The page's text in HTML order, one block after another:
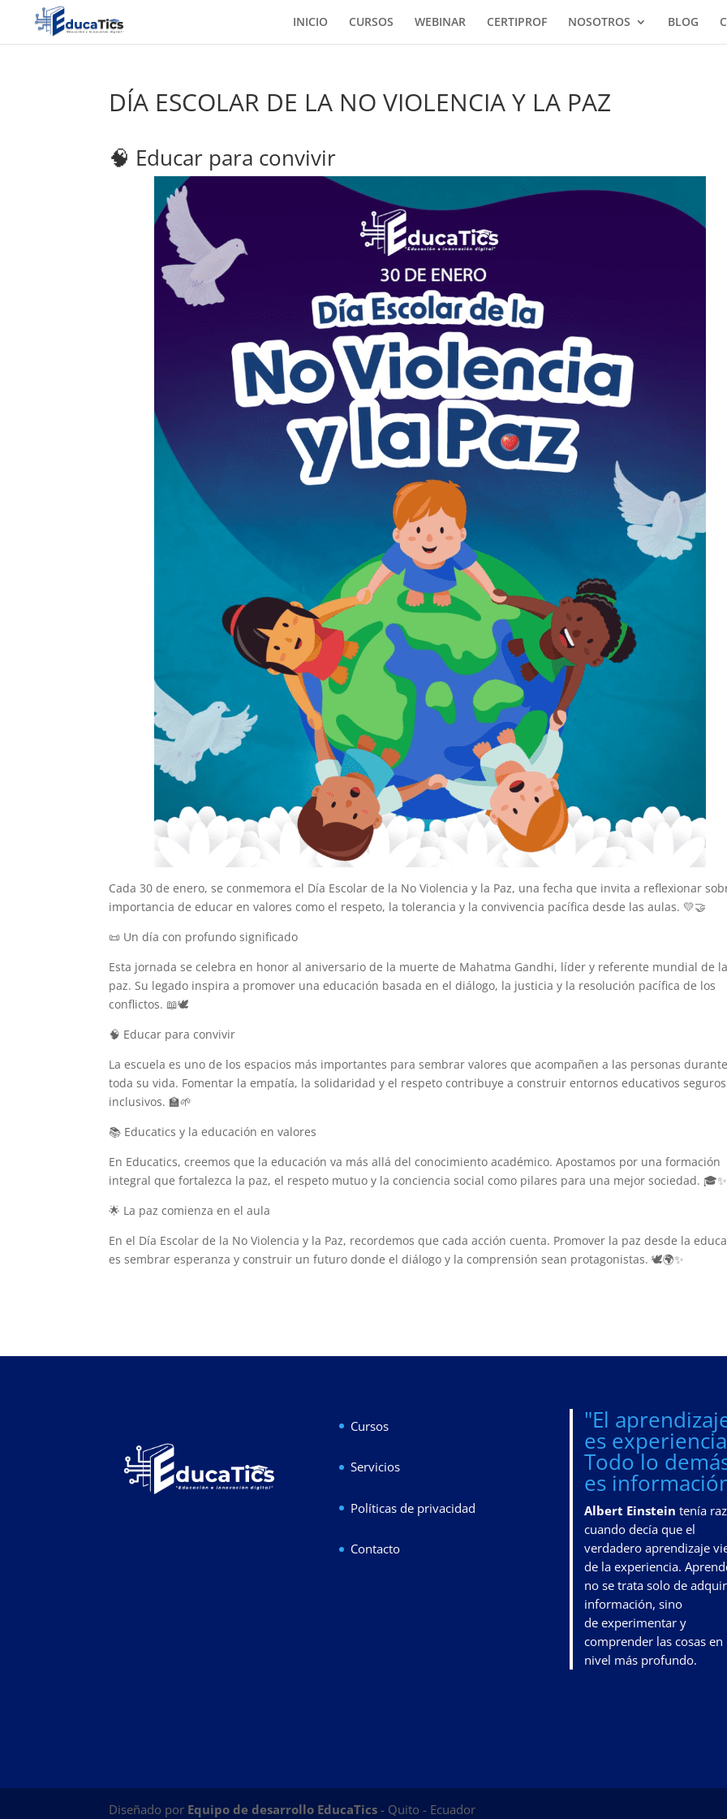
INICIO CURSOS WEBINAR CERTIPROF NOSOTROS BLOG
DÍA ESCOLAR DE LA NO VIOLENCIA Y LA PAZ
🧠 Educar para convivir
Cada 30 de enero, se conmemora el Día Escolar de la No Violencia y la Paz, una fecha que invita a reflexionar
importancia de educar en valores como el respeto, la tolerancia y la convivencia pacífica desde las aulas. 💛🤝
📜 Un día con profundo significado
Esta jornada se celebra en honor al aniversario de la muerte de Mahatma Gandhi, líder y referente mundial de la
paz. Su legado inspira a promover una educación basada en el diálogo, la justicia y la resolución pacífica de los
conflictos. 📖🕊️
🧠 Educar para convivir
La escuela es uno de los espacios más importantes para sembrar valores que acompañen a las personas durante
toda su vida. Fomentar la empatía, la solidaridad y el respeto contribuye a construir entornos educativos
inclusivos. 🏫🌱
📚 Educatics y la educación en valores
En Educatics, creemos que la educación va más allá del conocimiento académico. Apostamos por una formación
integral que fortalezca la paz, el respeto mutuo y la conciencia social como pilares para una mejor sociedad. 🎓✨
🌟 La paz comienza en el aula
En el Día Escolar de la No Violencia y la Paz, recordemos que cada acción cuenta. Promover la paz desde la
es sembrar esperanza y construir un futuro donde el diálogo y la comprensión sean protagonistas. 🕊️🌍✨
Cursos
Servicios
Políticas de privacidad
Contacto
"El
es
Todo lo
es
Albert Einstein tenía
cuando decía que el
verdadero aprendizaje
de la experiencia.
no se trata solo de
información, sino
deexperimentar y
comprender las cosas en
nivel más profundo.
Diseñado por Equipo de desarrollo EducaTics- Quito - Ecuador